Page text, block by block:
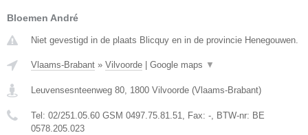
Bloemen André
Niet gevestigd in de plaats Blicquy en in de provincie Henegouwen.
Vlaams-Brabant » Vilvoorde Google maps ▼
Leuvensesnteenweg 80, 1800 Vilvoorde (Vlaams-Brabant)
Tel: 02/251.05.60 GSM 0497.75.81.51, Fax: -, BTW-nr: BE
0578.205.023